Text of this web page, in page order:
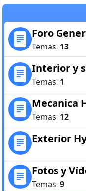
Foro
Temas: 13
Interior y
Temas: 1
Mecanica
Temas: 12
Exterior
Fotos y
Temas: 9